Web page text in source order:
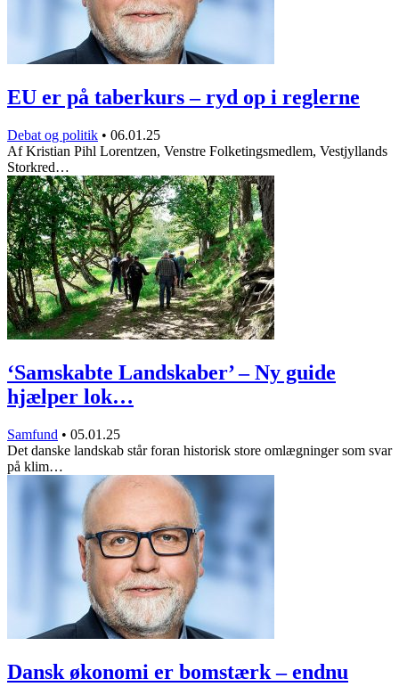
EU er på taberkurs – ryd op i reglerne
Debat og politik • 06.01.25
Af Kristian Pihl Lorentzen, Venstre Folketingsmedlem, Vestjyllands
Storkred…
‘Samskabte Landskaber’ – Ny guide
hjælper lok…
Samfund • 05.01.25
Det danske landskab står foran historisk store omlægninger som svar
på klim…
Dansk økonomi er bomstærk – endnu